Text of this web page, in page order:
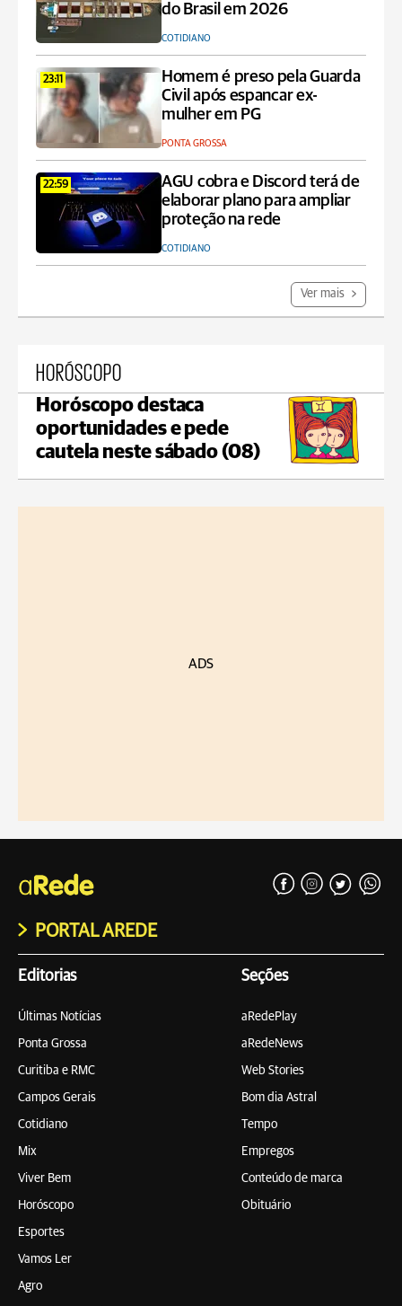
do Brasil em 2026
COTIDIANO
23:11
Homem é preso pela Guarda
Civil após espancar ex-
mulher em PG
PONTA GROSSA
22:59
AGU cobra e Discord terá de
elaborar plano para ampliar
proteção na rede
COTIDIANO
Ver mais
HORÓSCOPO
Horóscopo destaca
oportunidades e pede
cautela neste sábado (08)
ADS
PORTAL AREDE
Editorias
Últimas Notícias
Ponta Grossa
Curitiba e RMC
Campos Gerais
Cotidiano
Mix
Viver Bem
Horóscopo
Esportes
Vamos Ler
Agro
Seções
aRedePlay
aRedeNews
Web Stories
Bom dia Astral
Tempo
Empregos
Conteúdo de marca
Obituário